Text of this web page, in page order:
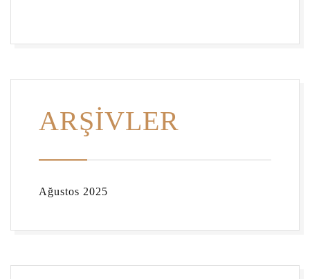
ARŞIVLER
Ağustos 2025